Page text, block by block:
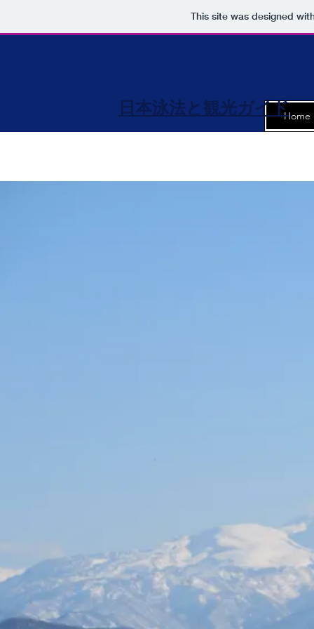
This site was designed
Home
​日本泳法と観光ガイド